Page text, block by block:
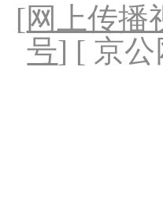
[网上传播
号] [ 京公